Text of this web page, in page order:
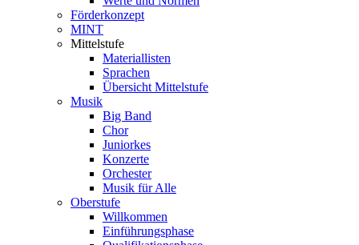
Förderkonzept
MINT
Mittelstufe
Materiallisten
Sprachen
Übersicht Mittelstufe
Musik
Big Band
Chor
Juniorkes
Konzerte
Orchester
Musik für Alle
Oberstufe
Willkommen
Einführungsphase